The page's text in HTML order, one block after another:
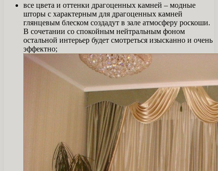
все цвета и оттенки драгоценных камней – модные
шторы с характерным для драгоценных камней
глянцевым блеском создадут в зале атмосферу роскоши.
В сочетании со спокойным нейтральным фоном
остальной интерьер будет смотреться изысканно и очень
эффектно;